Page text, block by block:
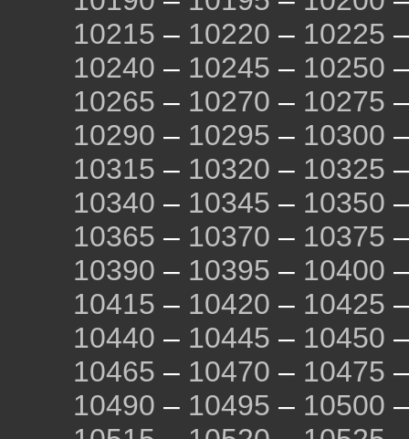
10215 – 10220 – 10225
10240 – 10245 – 10250
10265 – 10270 – 10275
10290 – 10295 – 10300
10315 – 10320 – 10325
10340 – 10345 – 10350
10365 – 10370 – 10375
10390 – 10395 – 10400
10415 – 10420 – 10425
10440 – 10445 – 10450
10465 – 10470 – 10475
10490 – 10495 – 10500